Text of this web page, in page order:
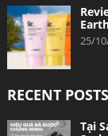
25/
RECENT POSTS
Tại